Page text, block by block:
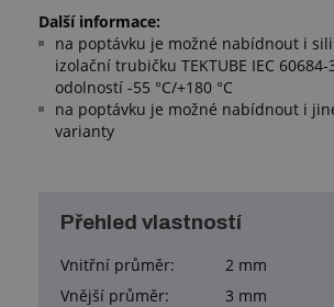
Další informace:
na poptávku je možné nabídnout i
izolační trubičku TEKTUBE IEC
odolností -55 °C/+180 °C
na poptávku je možné nabídnout i
varianty
Přehled vlastností
Vnitřní průměr:
2 mm
Vnější průměr:
3 mm